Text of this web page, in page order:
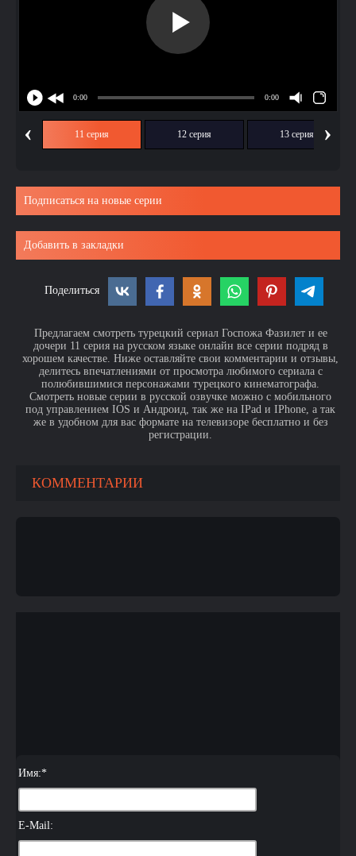
‹ 11 серия 12 серия 13 серия ›
Подписаться на новые серии
Добавить в закладки
Поделиться
Предлагаем смотреть турецкий сериал Госпожа Фазилет и ее
дочери 11 серия на русском языке онлайн все серии подряд в
хорошем качестве. Ниже оставляйте свои комментарии и отзывы,
делитесь впечатлениями от просмотра любимого сериала с
полюбившимися персонажами турецкого кинематографа.
Смотреть новые серии в русской озвучке можно с мобильного
под управлением IOS и Андроид, так же на IPad и IPhone, а так
же в удобном для вас формате на телевизоре бесплатно и без
регистрации.
КОММЕНТАРИИ
Имя:*
E-Mail: